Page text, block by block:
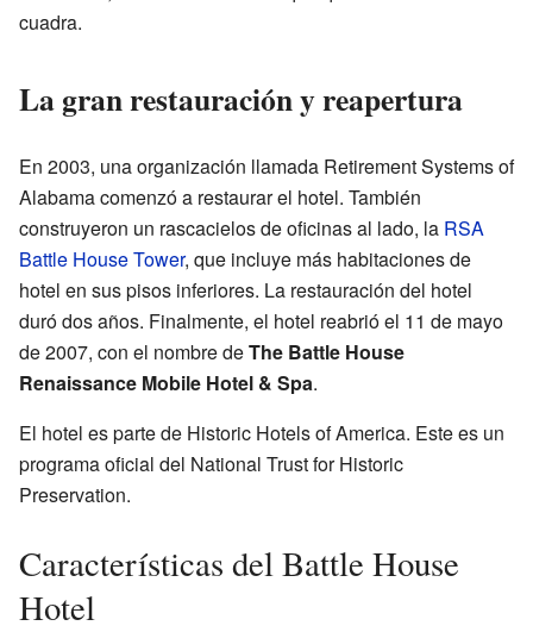
cuadra.
La gran restauración y reapertura
En 2003, una organización llamada Retirement Systems of
Alabama comenzó a restaurar el hotel. También
construyeron un rascacielos de oficinas al lado, la RSA
Battle House Tower, que incluye más habitaciones de
hotel en sus pisos inferiores. La restauración del hotel
duró dos años. Finalmente, el hotel reabrió el 11 de mayo
de 2007, con el nombre deThe Battle House
Renaissance Mobile Hotel & Spa.
El hotel es parte de Historic Hotels of America. Este es un
programa oficial del National Trust for Historic
Preservation.
Características del Battle House
Hotel